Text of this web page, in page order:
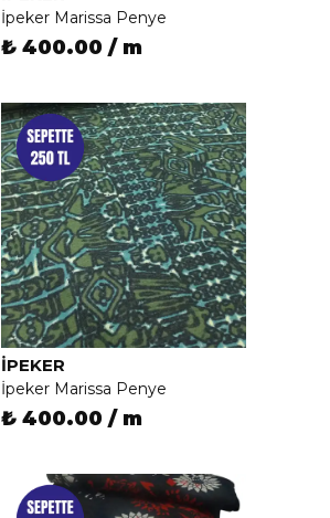
İpeker Marissa Penye
₺ 400.00 / m
İPEKER
İpeker Marissa Penye
₺ 400.00 / m